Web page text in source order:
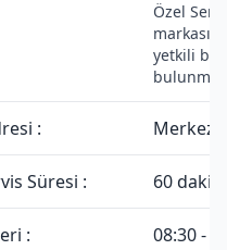
Özel
markası
yetkili
: Merkez,
Süresi : 60
: 08:30 -